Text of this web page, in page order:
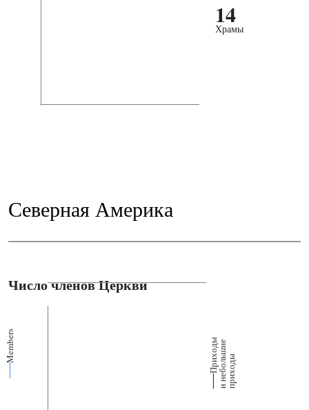
14
Храмы
Северная Америка
Число членов Церкви
Members П
р
их
о
д
ы
и
н
е
б
о
ль
ш
ие
п
р
и
х
о
ды